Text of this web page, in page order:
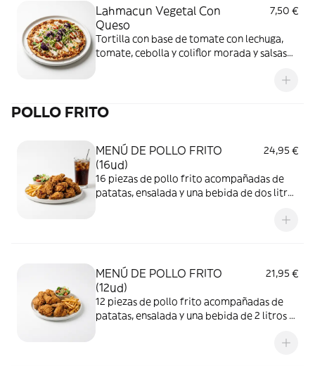
Lahmacun Vegetal Con
Queso
7,50 €
Tortilla con base de tomate con lechuga,
tomate, cebolla y coliflor morada y salsas
POLLO FRITO
MENÚ DE POLLO FRITO
(16ud)
24,95 €
16 piezas de pollo frito acompañadas de
patatas, ensalada y una bebida de dos litros
MENÚ DE POLLO FRITO
(12ud)
21,95 €
12 piezas de pollo frito acompañadas de
patatas, ensalada y una bebida de 2 litros a